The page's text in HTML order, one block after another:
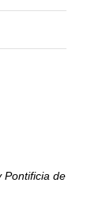
Pontificia de